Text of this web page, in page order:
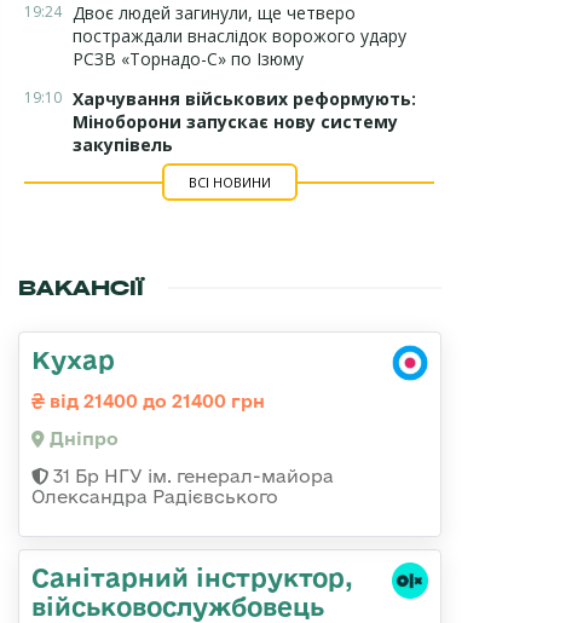
19:24 Двоє людей загинули, ще четверо
постраждали внаслідок ворожого удару
РСЗВ «Торнадо-С» по Ізюму
19:10 Харчування військових реформують:
Міноборони запускає нову систему
закупівель
ВСІ НОВИНИ
ВАКАНСІЇ
Кухар
від 21400 до 21400 грн
Дніпро
31 Бр НГУ ім. генерал-майора
Олександра Радієвського
Санітарний інструктор,
військовослужбовець